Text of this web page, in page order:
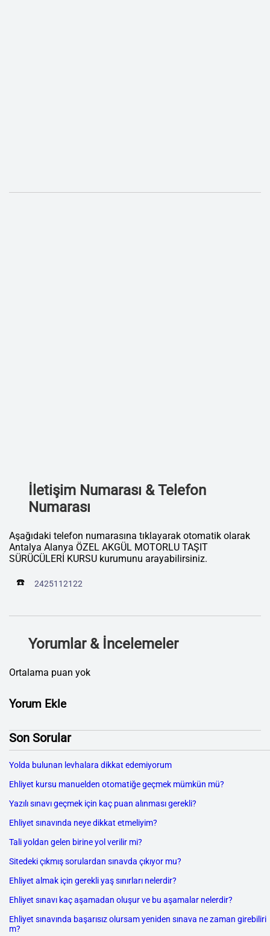
İletişim Numarası & Telefon
Numarası
Aşağıdaki telefon numarasına tıklayarak otomatik olarak
Antalya Alanya ÖZEL AKGÜL MOTORLU TAŞIT
SÜRÜCÜLERİ KURSU kurumunu arayabilirsiniz.
☎️ 2425112122
Yorumlar & İncelemeler
Ortalama puan yok
Yorum Ekle
Son Sorular
Yolda bulunan levhalara dikkat edemiyorum
Ehliyet kursu manuelden otomatiğe geçmek mümkün mü?
Yazılı sınavı geçmek için kaç puan alınması gerekli?
Ehliyet sınavında neye dikkat etmeliyim?
Tali yoldan gelen birine yol verilir mi?
Sitedeki çıkmış sorulardan sınavda çıkıyor mu?
Ehliyet almak için gerekli yaş sınırları nelerdir?
Ehliyet sınavı kaç aşamadan oluşur ve bu aşamalar nelerdir?
Ehliyet sınavında başarısız olursam yeniden sınava ne zaman girebiliri
m?